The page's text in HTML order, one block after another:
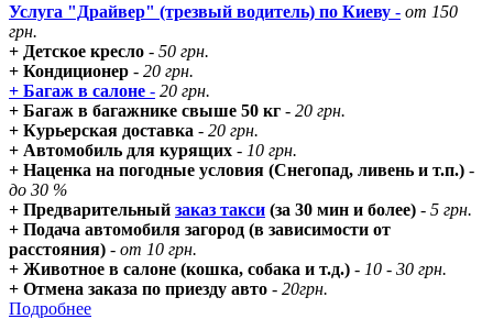
Услуга "Драйвер" (трезвый водитель) по Киеву - от 150
грн.
+ Детское кресло - 50 грн.
+ Кондиционер - 20 грн.
+ Багаж в салоне - 20 грн.
+ Багаж в багажнике свыше 50 кг - 20 грн.
+ Курьерская доставка - 20 грн.
+ Автомобиль для курящих - 10 грн.
+ Наценка на погодные условия (Снегопад, ливень и т.п.) -
до 30 %
+ Предварительный заказ такси (за 30 мин и более) - 5 грн.
+ Подача автомобиля загород (в зависимости от
расстояния) - от 10 грн.
+ Животное в салоне (кошка, собака и т.д.) - 10 - 30 грн.
+ Отмена заказа по приезду авто - 20грн.
Подробнее